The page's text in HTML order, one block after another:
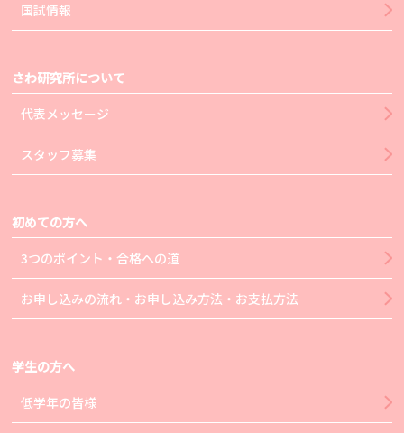
国試情報
さわ研究所について
代表メッセージ
スタッフ募集
初めての方へ
3つのポイント・合格への道
お申し込みの流れ・お申し込み方法・お支払方法
学生の方へ
低学年の皆様